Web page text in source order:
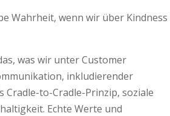
Wahrheit, wenn wir über Kindness
was wir unter Customer
inkludierender
Cradle-to-Cradle-Prinzip, soziale
Echte Werte und